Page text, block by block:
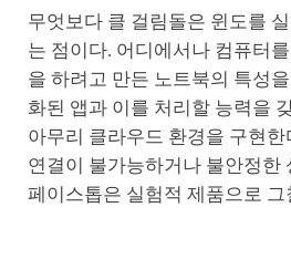
무엇보다 클 걸림돌은 윈도를
는 점이다. 어디에서나 컴퓨터
을 하려고 만든 노트북의 특성
화된 앱과 이를 처리할 능력을
아무리 클라우드 환경을 구현
연결이 불가능하거나 불안정한
페이스톱은 실험적 제품으로 그